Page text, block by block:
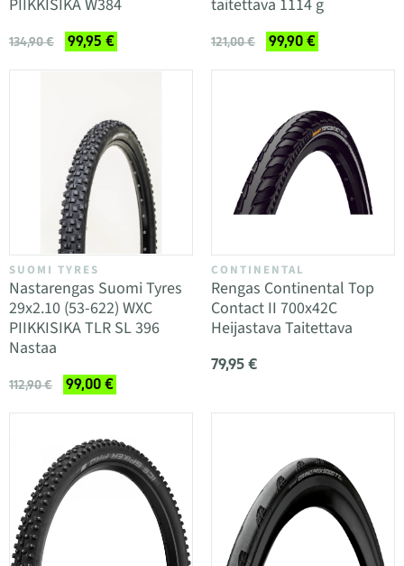
PIIKKISIKA W384
134,90 € 99,95 €
taitettava 1114 g
121,00 € 99,90 €
SUOMI TYRES
Nastarengas Suomi Tyres
29x2.10 (53-622) WXC
PIIKKISIKA TLR SL 396
Nastaa
112,90 € 99,00 €
CONTINENTAL
Rengas Continental Top
Contact II 700x42C
Heijastava Taitettava
79,95 €